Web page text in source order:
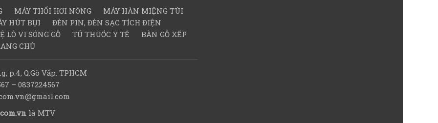
MÁY THỔI HƠI NÓNG
MÁY HÀN MIỆNG TÚI
HÚT BỤI
ĐÈN PIN, ĐÈN SẠC TÍCH ĐIỆN
LÒ VI SÓNG GỖ
TỦ THUỐC Y TẾ
BÀN GỖ XẾP
CHỦ
p.4, Q.Gò Vấp. TPHCM
– 0837224567
là MTV